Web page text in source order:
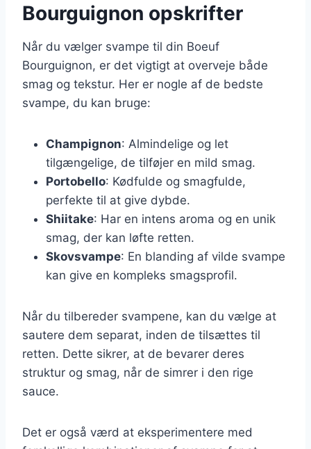
Bourguignon opskrifter
Når du vælger svampe til din Boeuf
Bourguignon, er det vigtigt at overveje både
smag og tekstur. Her er nogle af de bedste
svampe, du kan bruge:
Champignon: Almindelige og let
tilgængelige, de tilføjer en mild smag.
Portobello: Kødfulde og smagfulde,
perfekte til at give dybde.
Shiitake: Har en intens aroma og en unik
smag, der kan løfte retten.
Skovsvampe: En blanding af vilde svampe
kan give en kompleks smagsprofil.
Når du tilbereder svampene, kan du vælge at
sautere dem separat, inden de tilsættes til
retten. Dette sikrer, at de bevarer deres
struktur og smag, når de simrer i den rige
sauce.
Det er også værd at eksperimentere med